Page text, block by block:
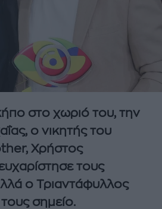
στο χωριό του, την
ο νικητής του
Χρήστος
τους
ο Τριαντάφυλλος
σημείο.